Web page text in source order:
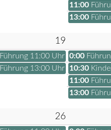
11:00
13:00
19
Führung 11:00 Uhr - Tickets
0:00
Führung 13:00 Uhr - Tickets
10:30
11:00
13:00
26